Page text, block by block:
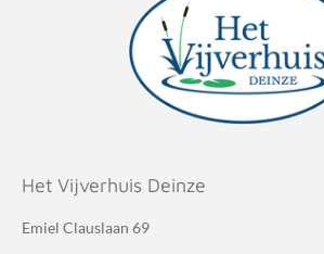
Het Vijverhuis Deinze
Emiel Clauslaan 69